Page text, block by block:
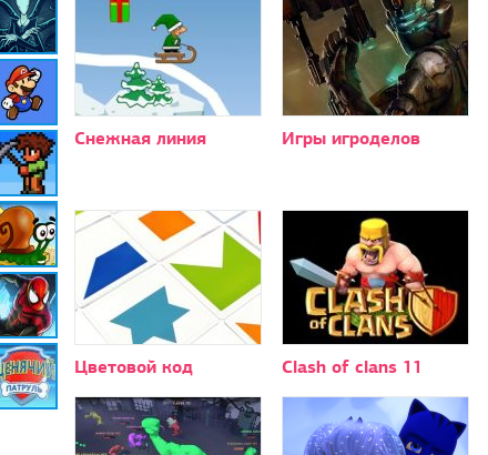
Снежная линия Игры игроделов
Цветовой код Clash of clans 11